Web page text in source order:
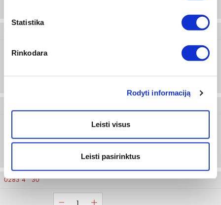
Statistika
Rinkodara
Rodyti informaciją
Leisti visus
Leisti pasirinktus
M4 Prisijungti arba registruotis
0283 4 30